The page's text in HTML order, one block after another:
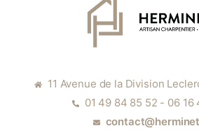
11 Avenue de la Division
01 49 84 85 52 - 06 16